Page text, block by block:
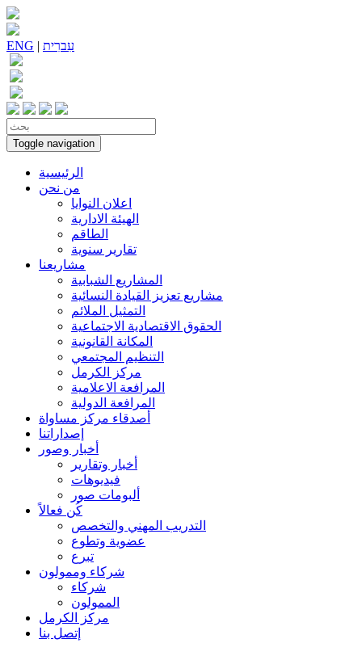
ENG | עִברִית
Toggle navigation
الرئيسية
من نحن
اعلان النوايا
الهيئة الادارية
الطاقم
تقارير سنوية
مشاريعنا
المشاريع الشبابية
مشاريع تعزيز القيادة النسائية
التمثيل الملائم
الحقوق الاقتصادية الاجتماعية
المكانة القانونية
التنظيم المجتمعي
مركز الكرمل
المرافعة الاعلامية
المرافعة الدولية
أصدقاء مركز مساواة
إصداراتنا
أخبار وصور
أخبار وتقارير
فيديوهات
ألبومات صور
كُن فعالاً
التدريب المهني والتخصص
عضوية وتطوع
تبرع
شركاء وممولون
شركاء
الممولون
مركز الكرمل
إتصل بنا